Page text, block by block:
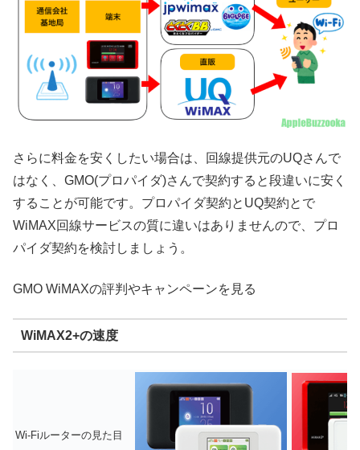
さらに料金を安くしたい場合は、回線提供元のUQさんで
はなく、GMO(プロパイダ)さんで契約すると段違いに安く
することが可能です。プロパイダ契約とUQ契約とで
WiMAX回線サービスの質に違いはありませんので、プロ
パイダ契約を検討しましょう。
GMO WiMAXの評判やキャンペーンを見る
WiMAX2+の速度
Wi-Fiルーターの見た目